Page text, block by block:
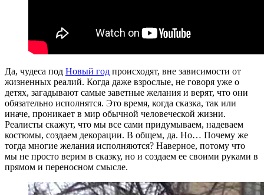
Да, чудеса под Новый год происходят, вне зависимости от
жизненных реалий. Когда даже взрослые, не говоря уже о
детях, загадывают самые заветные желания и верят, что они
обязательно исполнятся. Это время, когда сказка, так или
иначе, проникает в мир обычной человеческой жизни.
Реалисты скажут, что мы все сами придумываем, надеваем
костюмы, создаем декорации. В общем, да. Но… Почему же
тогда многие желания исполняются? Наверное, потому что
мы не просто верим в сказку, но и создаем ее своими руками в
прямом и переносном смысле.